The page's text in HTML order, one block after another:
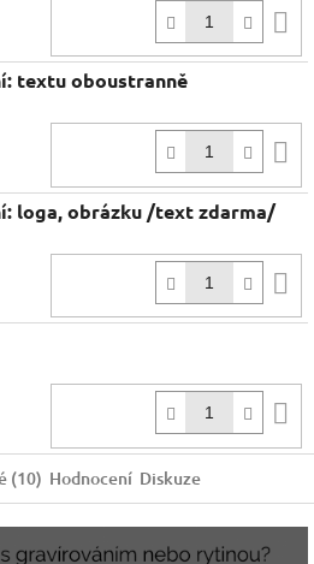
textu oboustranně
loga, obrázku /text zdarma/
(10) Hodnocení Diskuze